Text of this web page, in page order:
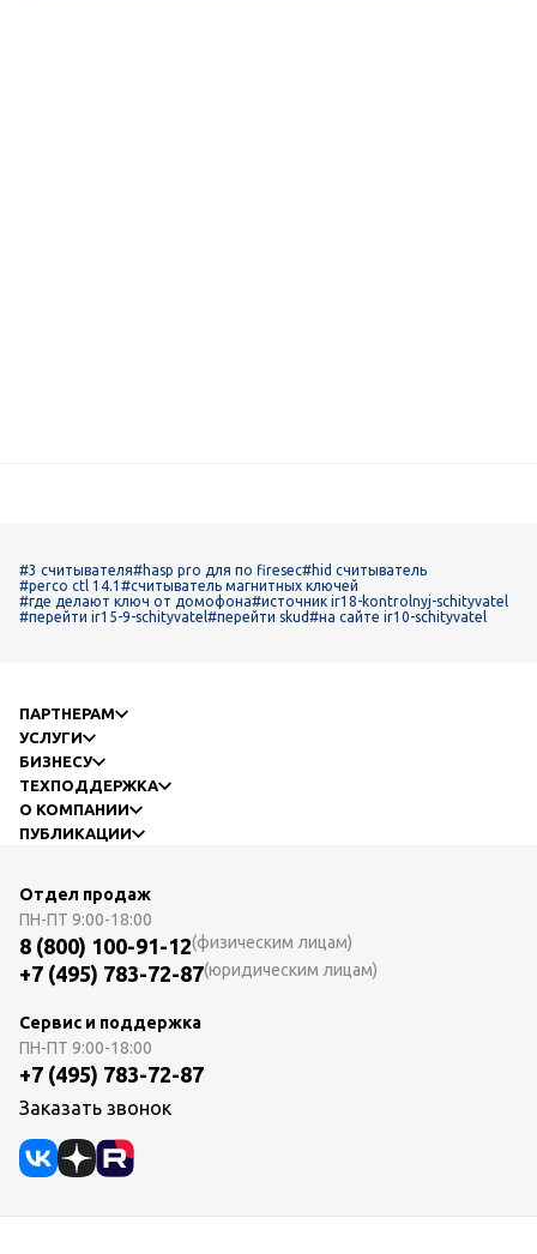
#3 считывателя#hasp pro для по firesec#hid считыватель
#perco ctl 14.1 #считыватель магнитных ключей
#где делают ключ от домофона#источник ir18-kontrolnyj-schityvatel
#перейти ir15-9-schityvatel#перейти skud#на сайте ir10-schityvatel
ПАРТНЕРАМ
УСЛУГИ
БИЗНЕСУ
ТЕХПОДДЕРЖКА
О КОМПАНИИ
ПУБЛИКАЦИИ
Отдел продаж
ПН-ПТ 9:00-18:00
8 (800) 100-91-12(физическим лицам)
+7 (495) 783-72-87(юридическим лицам)
Сервис и поддержка
ПН-ПТ 9:00-18:00
+7 (495) 783-72-87
Заказать звонок